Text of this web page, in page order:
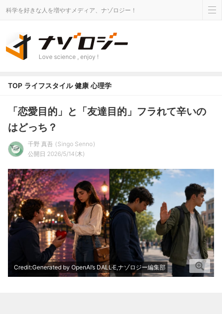
科学を好きな人を増やすメディア、ナゾロジー！
Love science , enjoy !
TOP ライフスタイル 健康 心理学
「恋愛目的」と「友達目的」フラれて辛いの
はどっち？
千野 真吾
Singo Senno
公開日 2026/5/14(木)
Credit:Generated by OpenAI’s DALL·E,ナゾロジー編集部